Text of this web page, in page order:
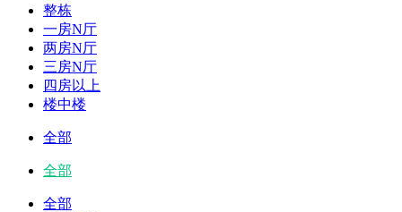
整栋
一房N厅
两房N厅
三房N厅
四房以上
楼中楼
全部
全部
全部